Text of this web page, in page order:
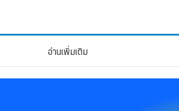
อ่านเพิ่มเติม